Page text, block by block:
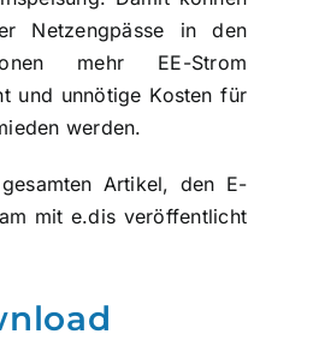
Netzengpässe in den
mehr EE-Strom
und unnötige Kosten für
werden.
Artikel, den E-
mit e.dis veröffentlicht